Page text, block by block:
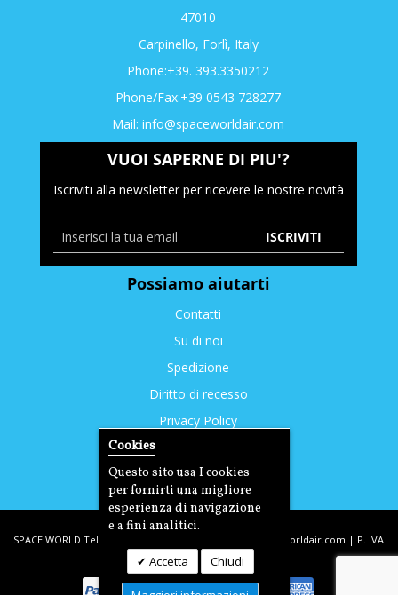
Cookies
Questo sito usa I cookies
per fornirti una migliore
esperienza di navigazione
e a fini analitici.
Accetta Chiudi
47010
Carpinello, Forlì, Italy
Phone:+39. 393.3350212
Phone/Fax:+39 0543 728277
Mail: info@spaceworldair.com
VUOI SAPERNE DI PIU'?
Iscriviti alla newsletter per ricevere le nostre novità
ISCRIVITI
Possiamo aiutarti
Contatti
Su di noi
Spedizione
Diritto di recesso
Privacy Policy
SPACE WORLD Tel: +39. 393.3350212 | email: info@spaceworldair.com | P. IVA
03221290400 | C.F DLTDNL77T31D704G